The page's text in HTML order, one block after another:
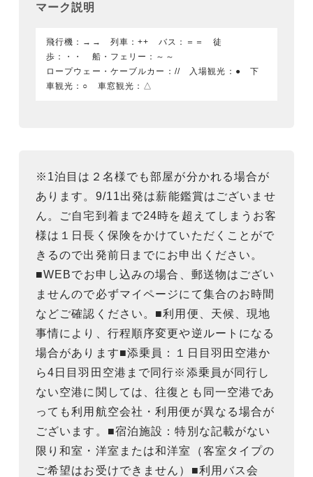
マーク説明
飛行機：→→ 列車：++ バス：＝＝ 徒
歩：・・ 船・フェリー：～～
ロープウェー・ケーブルカー：// 入場観光：● 下
車観光：○ 車窓観光：△
※1泊目は２名様でも部屋が分かれる場合が
あります。9/11出発は薪能鑑賞はございませ
ん。ご自宅到着まで24時を超えてしまうお客
様は１日長く保険をかけていただくことがで
きるので出発前日までにお申出ください。
■WEBでお申し込みの場合、郵送物はござい
ませんので必ずマイページにて集合のお時間
などご確認ください。■利用便、天候、現地
事情により、行程順序変更や逆ルートになる
場合があります■添乗員：１日目羽田空港か
ら4日目羽田空港まで同行※添乗員が同行し
ない空港に関しては、往復とも同一空港であ
っても利用航空会社・利用便が異なる場合が
ございます。■宿泊施設：特別な記載がない
限り和室・洋室または和洋室（客室タイプの
ご希望はお受けできません）■利用バス会